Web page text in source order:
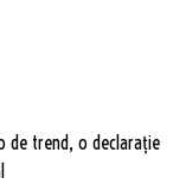
de trend, o declarație